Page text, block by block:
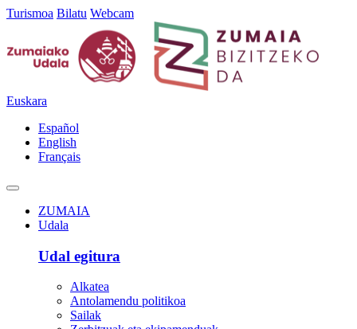
Turismoa Bilatu Webcam
Euskara
Español
English
Français
ZUMAIA
Udala
Udal egitura
Alkatea
Antolamendu politikoa
Sailak